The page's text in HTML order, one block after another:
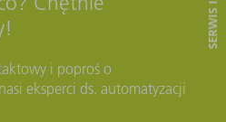
i poproś o
eksperci ds. automatyzacji